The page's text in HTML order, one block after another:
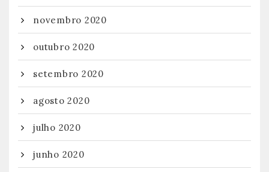
novembro 2020
outubro 2020
setembro 2020
agosto 2020
julho 2020
junho 2020